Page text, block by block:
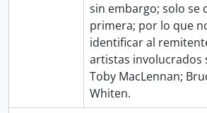
sin embargo; solo se
primera; por lo que
identificar al
artistas involucrados
Toby MacLennan;
Whiten.